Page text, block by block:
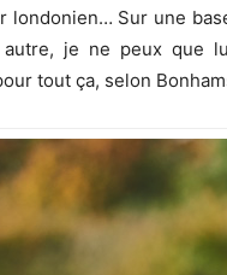
londonien… Sur une
je ne peux que
tout ça, selon